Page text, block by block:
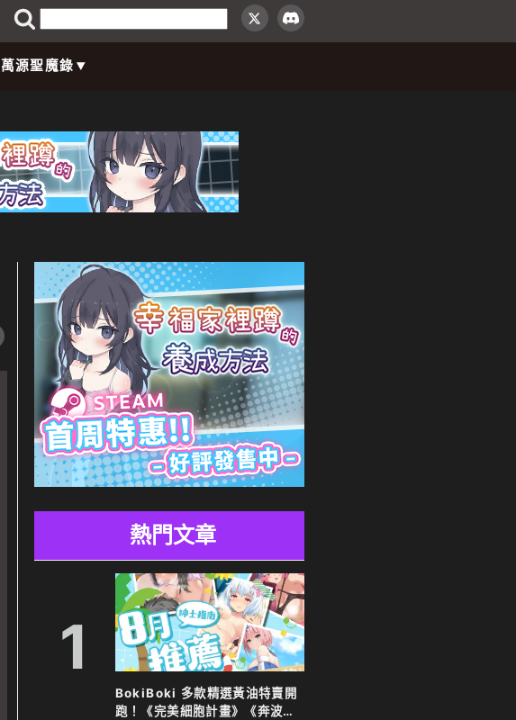
萬源聖魔錄
熱門文章
1
BokiBoki 多款精選黃油特賣開
跑！《完美細胞計畫》《奔波的